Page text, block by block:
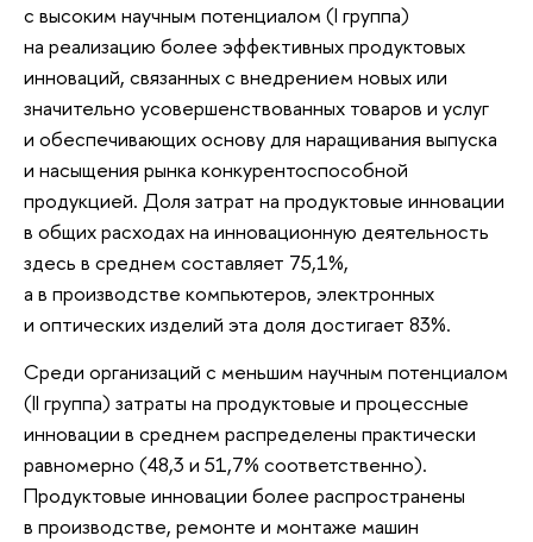
с высоким научным потенциалом (I группа)
на реализацию более эффективных продуктовых
инноваций, связанных с внедрением новых или
значительно усовершенствованных товаров и услуг
и обеспечивающих основу для наращивания выпуска
и насыщения рынка конкурентоспособной
продукцией. Доля затрат на продуктовые инновации
в общих расходах на инновационную деятельность
здесь в среднем составляет 75,1%,
а в производстве компьютеров, электронных
и оптических изделий эта доля достигает 83%.
Среди организаций с меньшим научным потенциалом
(II группа) затраты на продуктовые и процессные
инновации в среднем распределены практически
равномерно (48,3 и 51,7% соответственно).
Продуктовые инновации более распространены
в производстве, ремонте и монтаже машин